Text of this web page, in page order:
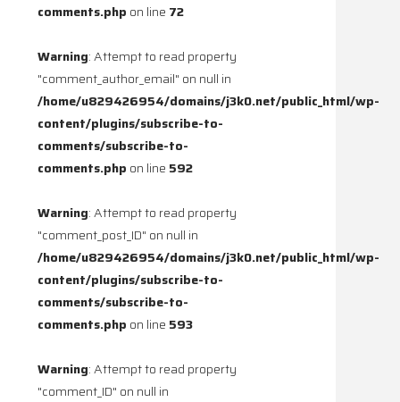
comments.php on line 72
Warning: Attempt to read property
"comment_author_email" on null in
/home/u829426954/domains/j3k0.net/public_html/wp-
content/plugins/subscribe-to-
comments/subscribe-to-
comments.php on line 592
Warning: Attempt to read property
"comment_post_ID" on null in
/home/u829426954/domains/j3k0.net/public_html/wp-
content/plugins/subscribe-to-
comments/subscribe-to-
comments.php on line 593
Warning: Attempt to read property
"comment_ID" on null in